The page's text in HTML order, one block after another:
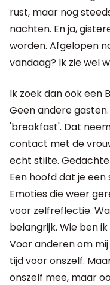
rust, maar nog
nachten. En ja,
worden. Afgelopen
vandaag? Ik zie wel
Ik zoek dan ook een
Geen andere
'breakfast'. Dat
contact met de
echt stilte.
Een hoofd dat je
Emoties die weer
voor zelfreflectie.
belangrijk. Wie ben
Voor anderen om
tijd voor onszelf.
onszelf mee, maar